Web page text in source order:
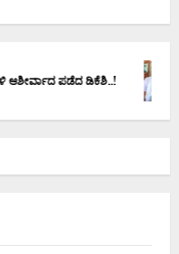
ಪಡೆದ ಡಿಕೆಶಿ..!